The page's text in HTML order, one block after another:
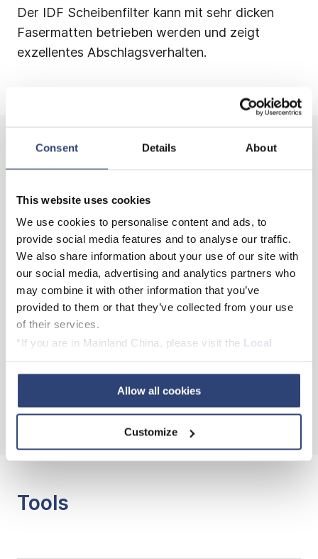
Consent Details About
This website uses cookies
We use cookies to personalise content and ads, to
provide social media features and to analyse our traffic.
We also share information about your use of our site with
our social media, advertising and analytics partners who
may combine it with other information that you’ve
provided to them or that they’ve collected from your use
of their services.
*If you are in Mainland China, please visit the Local
Allow all cookies
Customize
Der IDF Scheibenfilter kann mit sehr dicken
Fasermatten betrieben werden und zeigt
exzellentes Abschlagsverhalten.
Ihr Projekt
Steigerung der Produktion
Einsparung von Wasser und
Prozesschemikalien
Umweltaspekte,
Abwasseraufbereitung und Ausbeute
Häufige Probleme und ihre Ursachen
Tools